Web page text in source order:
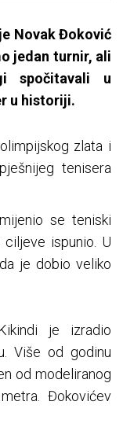
Novak Đoković
jedan turnir, ali
spočitavali u
u historiji.
zlata i
tenisera
se teniski
ispunio. U
je dobio veliko
je izradio
Više od godinu
od modeliranog
Đokovićev